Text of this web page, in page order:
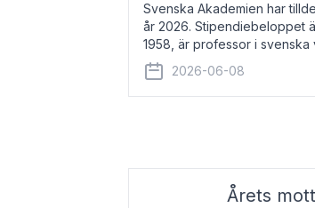
Svenska Akademien har
år 2026. Stipendiebeloppet
1958, är professor i
år 2000 på avhandlingen
2026-06-08
Årets